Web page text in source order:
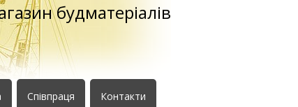
будматеріалів
Співпраця Контакти